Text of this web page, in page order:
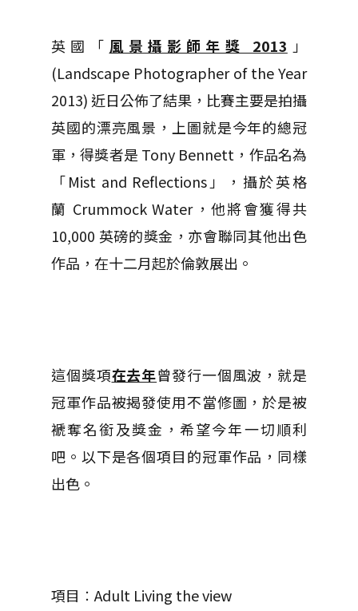
英國「 風景攝影師年獎 2013 」
(Landscape Photographer of the Year
2013) 近日公佈了結果，比賽主要是拍攝
英國的漂亮風景，上圖就是今年的總冠
軍，得獎者是 Tony Bennett，作品名為
「Mist and Reflections」，攝於英格
蘭 Crummock Water，他將會獲得共
10,000 英磅的獎金，亦會聯同其他出色
作品，在十二月起於倫敦展出。
這個獎項在去年曾發行一個風波，就是
冠軍作品被揭發使用不當修圖，於是被
褫奪名銜及獎金，希望今年一切順利
吧。以下是各個項目的冠軍作品，同樣
出色。
項目︰Adult Living the view